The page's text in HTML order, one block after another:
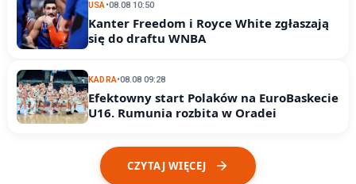
USA•08.08 10:50
Kanter Freedom i Royce White zgłaszają
się do draftu WNBA
KADRA•08.08 09:28
Efektowny start Polaków na EuroBaskecie
U16. Rumunia rozbita w Oradei
CZYTAJ WIĘCEJ